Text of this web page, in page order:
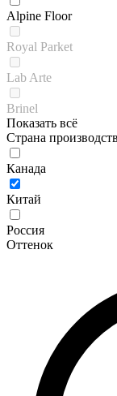
Alpine Floor
Royal Parket
Lab Arte
Brinel
Показать всё
Страна
Канада
Китай
Россия
Оттенок